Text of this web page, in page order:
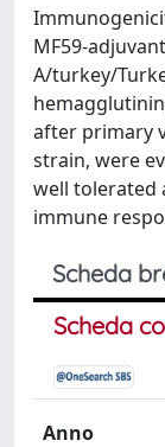
MF59-
A/turkey/
after primary
strain, were
well tolerated
immune
Scheda
Scheda
Anno